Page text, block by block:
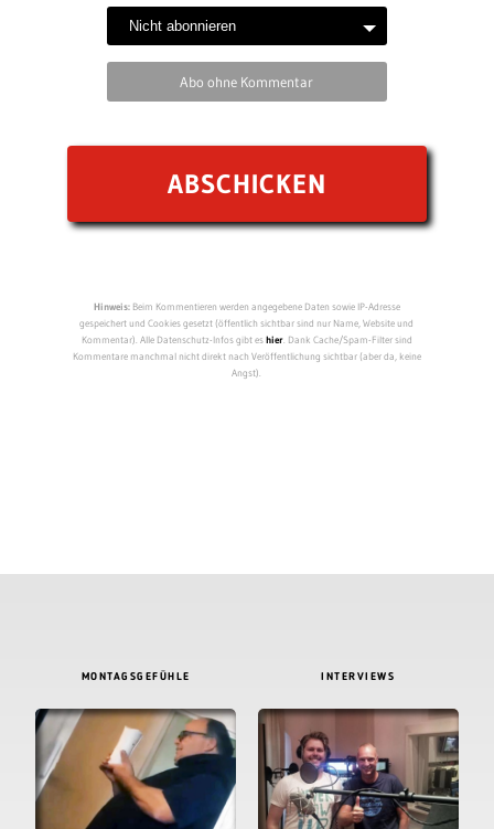
Abo ohne Kommentar
Hinweis:Beim Kommentieren werden angegebene Daten sowie IP-Adresse
gespeichert und Cookies gesetzt (öffentlich sichtbar sind nur Name, Website und
Kommentar). Alle Datenschutz-Infos gibt eshier. Dank Cache/Spam-Filter sind
Kommentare manchmal nicht direkt nach Veröffentlichung sichtbar (aber da, keine
Angst).
MONTAGSGEFÜHLE INTERVIEWS